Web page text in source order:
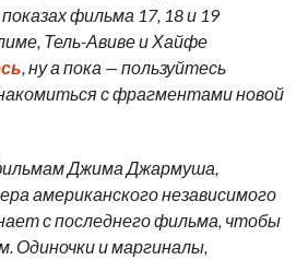
фильма 17, 18 и 19
Тель-Авиве и Хайфе
, ну а пока — пользуйтесь
с фрагментами новой
Джима Джармуша,
американского независимого
с последнего фильма, чтобы
Одиночки и маргиналы,